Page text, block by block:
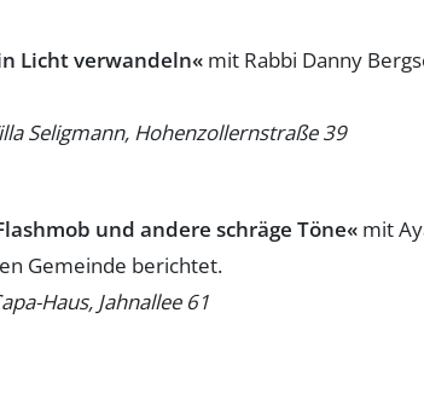
Licht verwandeln« mit Rabbi Danny
Seligmann, Hohenzollernstraße 39
und andere schräge Töne« mit
Gemeinde berichtet.
Haus, Jahnallee 61